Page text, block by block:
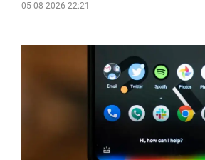
05-08-2026 22:21